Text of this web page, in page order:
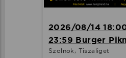
2026/08/14
23:59 Burger
Szolnok, Tiszaliget